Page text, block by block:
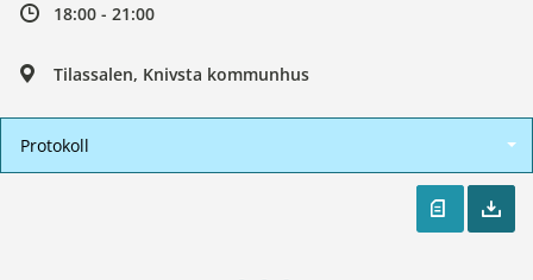
18:00 - 21:00
Tilassalen, Knivsta kommunhus
Protokoll